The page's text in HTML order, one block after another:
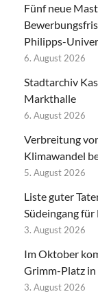
Fünf neue
Philipps-
6. August 2026
Stadtarchiv
Markthalle
6. August 2026
Verbreitung
Klimawandel
5. August 2026
Liste guter
Südeingang
3. August 2026
Im Oktober
Grimm-Platz in
3. August 2026